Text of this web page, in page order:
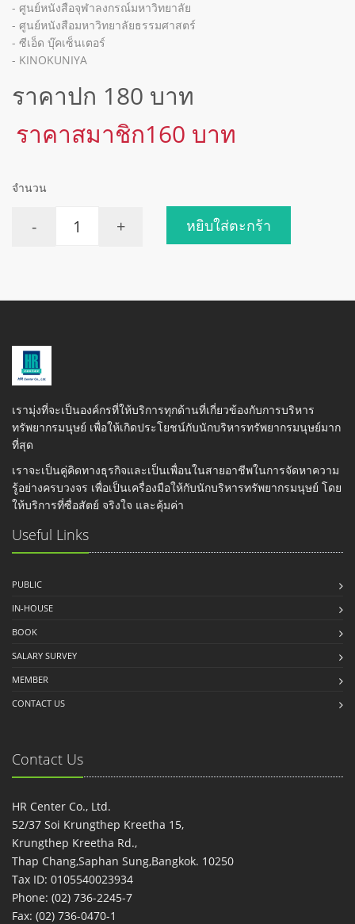
- ศูนย์หนังสือจุฬาลงกรณ์มหาวิทยาลัย
- ศูนย์หนังสือมหาวิทยาลัยธรรมศาสตร์
- ซีเอ็ด บุ๊คเซ็นเตอร์
- KINOKUNIYA
ราคาปก 180 บาท
ราคาสมาชิก160 บาท
จำนวน
- + หยิบใส่ตะกร้า
เรามุ่งที่จะเป็นองค์กรที่ให้บริการทุกด้านที่เกี่ยวข้องกับการบริหาร
ทรัพยากรมนุษย์ เพื่อให้เกิดประโยชน์กับนักบริหารทรัพยากรมนุษย์มาก
ที่สุด
เราจะเป็นคู่คิดทางธุรกิจและเป็นเพื่อนในสายอาชีพในการจัดหาความ
รู้อย่างครบวงจร เพื่อเป็นเครื่องมือให้กับนักบริหารทรัพยากรมนุษย์ โดย
ให้บริการที่ซื่อสัตย์ จริงใจ และคุ้มค่า
Useful Links
PUBLIC
IN-HOUSE
BOOK
SALARY SURVEY
MEMBER
CONTACT US
Contact Us
HR Center Co., Ltd.
52/37 Soi Krungthep Kreetha 15,
Krungthep Kreetha Rd.,
Thap Chang,Saphan Sung,Bangkok. 10250
Tax ID: 0105540023934
Phone: (02) 736-2245-7
Fax: (02) 736-0470-1